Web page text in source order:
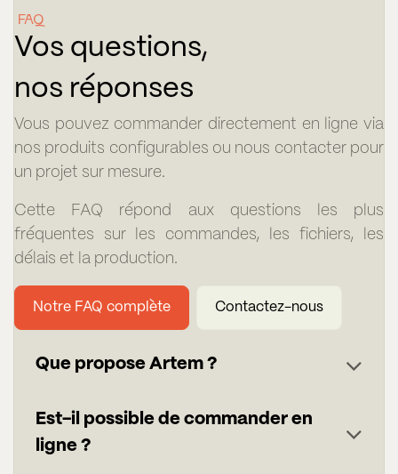
FAQ
Vos questions,
nos réponses
Vous pouvez commander directement en ligne via
nos produits configurables ou nous contacter pour
un projet sur mesure.
Cette FAQ répond aux questions les plus
fréquentes sur les commandes, les fichiers, les
délais et la production.
Notre FAQ complète Contactez-nous
Que propose Artem ?
Est-il possible de commander en
ligne ?